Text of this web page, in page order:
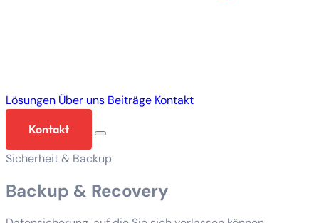
Lösungen Über uns Beiträge Kontakt
Kontakt
Sicherheit & Backup
Backup & Recovery